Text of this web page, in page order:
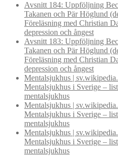
Avsnitt 184: Uppföljning
Takanen och Pär Höglund
Föreläsning med Christian
depression och ångest
Avsnitt 183: Uppföljning
Takanen och Pär Höglund
Föreläsning med Christian
depression och ångest
Mentalsjukhus |
Mentalsjukhus i Sverige –
mentalsjukhus
Mentalsjukhus |
Mentalsjukhus i Sverige –
mentalsjukhus
Mentalsjukhus |
Mentalsjukhus i Sverige –
mentalsjukhus